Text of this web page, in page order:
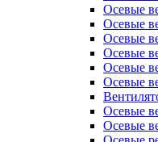
Осевые
Осевые
Осевые
Осевые
Осевые
Осевые
Осевые
Осевые